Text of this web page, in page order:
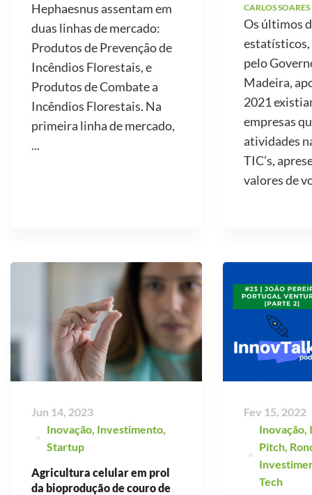
Hephaesnus assentam em
duas linhas de mercado:
Produtos de Prevenção de
Incêndios Florestais, e
Produtos de Combate a
Incêndios Florestais. Na
primeira linha de mercado,
...
CARLOS SOARES
Os últimos
pelo
Madeira,
2021
empresas
atividades
TIC’s,
valores de
Jun 14, 2023
Inovação Investimento
Startup
Agricultura celular em prol
da bioprodução de couro de
Fev 15, 2022
Inovação
Pitch
Tech